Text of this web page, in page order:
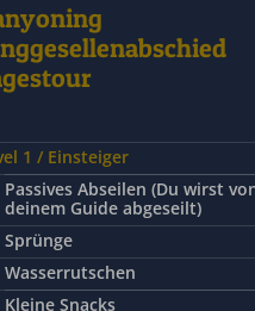
1 / Einsteiger
Passives Abseilen (Du wirst
deinem Guide abgeseilt)
Sprünge
Wasserrutschen
Kleine Snacks